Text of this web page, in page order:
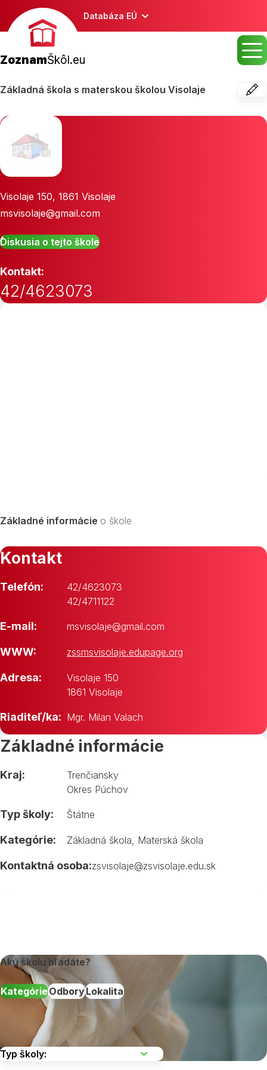
Databáza EÚ
ZoznamŠkôl.eu
Základná škola s materskou školou Visolaje
Visolaje 150, 1861 Visolaje
msvisolaje@gmail.com
Diskusia o tejto škole
Kontakt:
42/4623073
Základné informácie o škole
Kontakt
Telefón:
42/4623073
42/4711122
E-mail: msvisolaje@gmail.com
WWW: zssmsvisolaje.edupage.org
Adresa:
Visolaje 150
1861 Visolaje
Riaditeľ/ka: Mgr. Milan Valach
Základné informácie
Kraj:
Trenčiansky
Okres Púchov
Typ školy: Štátne
Kategórie: Základná škola Materská škola
Kontaktná osoba:zsvisolaje@zsvisolaje.edu.sk
Akú školu hľadáte?
KategórieOdboryLokalita